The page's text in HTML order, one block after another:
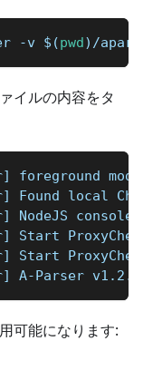
-v $(pwd) /
イルの内容をタ
foreground mode
Found local
NodeJS
Start
Start
A-Parser
可能になります: